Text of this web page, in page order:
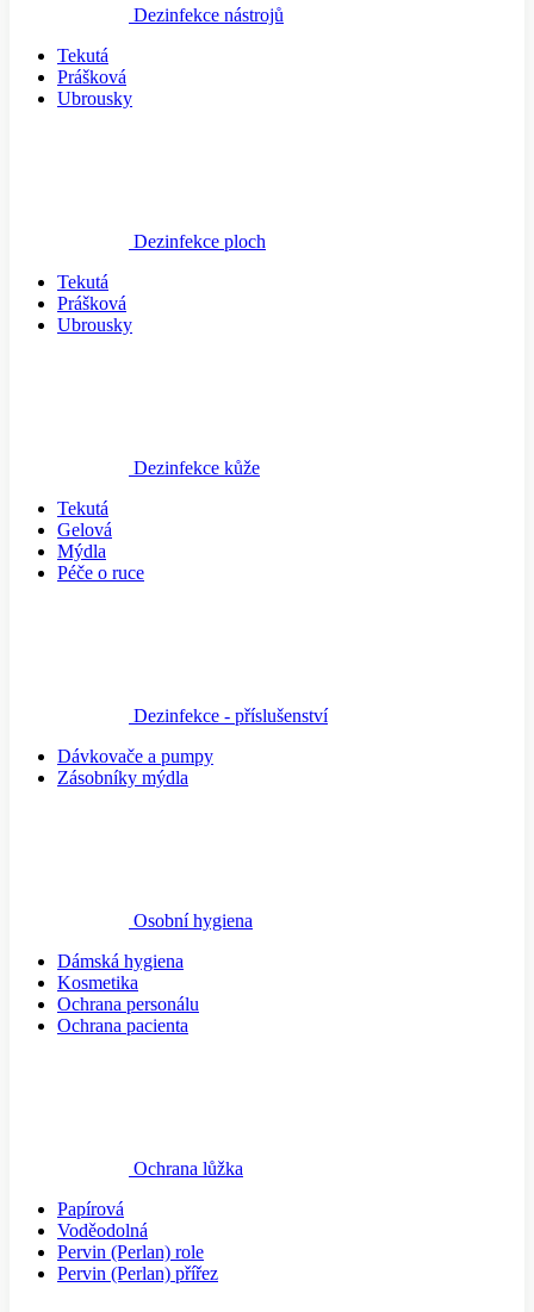
Dezinfekce nástrojů
Tekutá
Prášková
Ubrousky
Dezinfekce ploch
Tekutá
Prášková
Ubrousky
Dezinfekce kůže
Tekutá
Gelová
Mýdla
Péče o ruce
Dezinfekce - příslušenství
Dávkovače a pumpy
Zásobníky mýdla
Osobní hygiena
Dámská hygiena
Kosmetika
Ochrana personálu
Ochrana pacienta
Ochrana lůžka
Papírová
Voděodolná
Pervin (Perlan) role
Pervin (Perlan) přířez